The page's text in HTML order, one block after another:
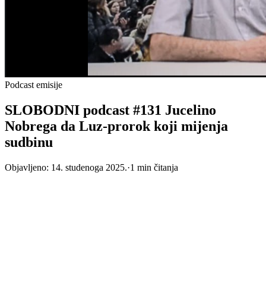
Podcast emisije
SLOBODNI podcast #131 Jucelino
Nobrega da Luz-prorok koji mijenja
sudbinu
Objavljeno: 14. studenoga 2025.·1 min čitanja